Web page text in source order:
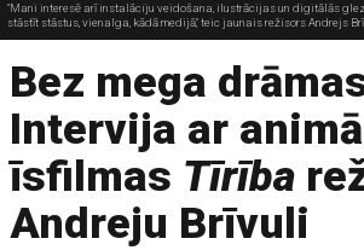
"Mani interesē arī instalāciju veidošana, ilustrācijas un digitālās
stāstīt stāstus, vienalga, kādā medijā," teic jaunais režisors Andrejs
Bez mega
Intervija ar
īsfilmas Tīrība
Andreju Brīvuli